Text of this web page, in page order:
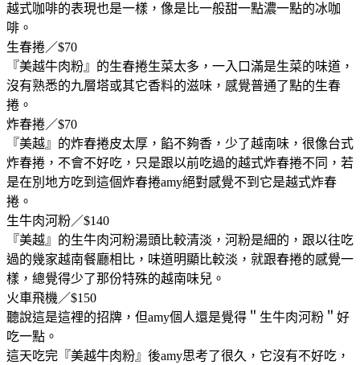
越式咖啡的表現也是一樣，像是比一般甜一點濃一點的冰咖
啡。
生春捲／$70
『美越牛肉粉』的生春捲生菜太多，一入口滿是生菜的味道，
沒有熟悉的九層塔或其它香料的滋味，感覺普通了點的生春
捲。
炸春捲／$70
『美越』的炸春捲皮太厚，餡不夠香，少了越南味，很像台式
炸春捲，不會不好吃，只是跟以前吃過的越式炸春捲不同，若
是在別地方吃到這個炸春捲amy絕對感覺不到它是越式炸春
捲。
生牛肉河粉／$140
『美越』的生牛肉河粉湯頭比較清淡，河粉是細的，跟以往吃
過的幾家越南餐廳相比，味道明顯比較淡，就跟春捲的感覺一
樣，總覺得少了那份特殊的越南味兒。
火車飛機／$150
聽說這是這裡的招牌，但amy個人還是覺得＂生牛肉河粉＂好
吃一點。
這天吃完『美越牛肉粉』後amy思考了很久，它沒有不好吃，